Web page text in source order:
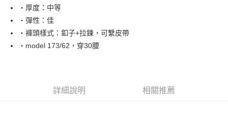
悠遊付
Google Pay
AFTEE先享後付
１．簡單：不需註冊會員、不需綁卡、不需儲值。
‧厚度：中等
‧彈性：佳
‧褲頭樣式：釦子+拉鍊，可繫皮帶
‧model 173/62，穿30腰
詳細說明 相關推薦